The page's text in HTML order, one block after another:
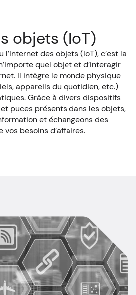
objets (IoT)
l’Internet des objets (IoT), c’est la
quel objet et d’interagir
Il intègre le monde physique
appareils du quotidien, etc.)
Grâce à divers dispositifs
puces présents dans les objets,
et échangeons des
vos besoins d’affaires.